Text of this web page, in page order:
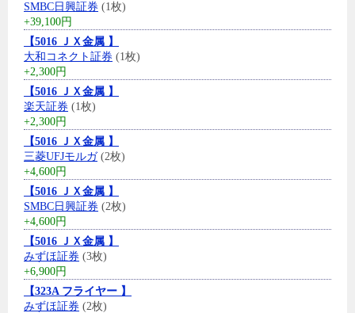
SMBC日興証券 (1枚)
+39,100円
【5016 ＪＸ金属 】
大和コネクト証券 (1枚)
+2,300円
【5016 ＪＸ金属 】
楽天証券 (1枚)
+2,300円
【5016 ＪＸ金属 】
三菱UFJモルガ(2枚)
+4,600円
【5016 ＪＸ金属 】
SMBC日興証券 (2枚)
+4,600円
【5016 ＪＸ金属 】
みずほ証券 (3枚)
+6,900円
【323A フライヤー 】
みずほ証券 (2枚)